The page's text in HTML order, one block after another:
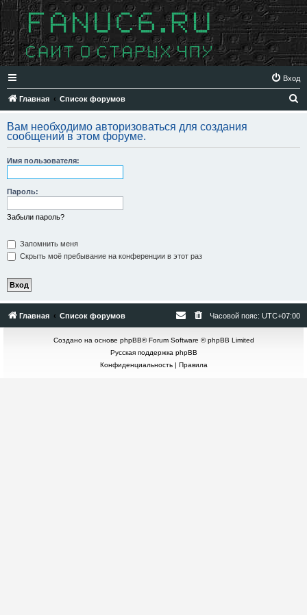
Вход
Главная Список форумов
с
Вам необходимо авторизоваться для создания
сообщений в этом форуме.
Имя пользователя:
Пароль:
Забыли пароль?
Запомнить меня
Скрыть моё пребывание на конференции в этот раз
Главная Список форумов Часовой пояс: UTC+07:00
Создано на основе phpBB® Forum Software © phpBB Limited
Русская поддержка phpBB
Конфиденциальность| Правила